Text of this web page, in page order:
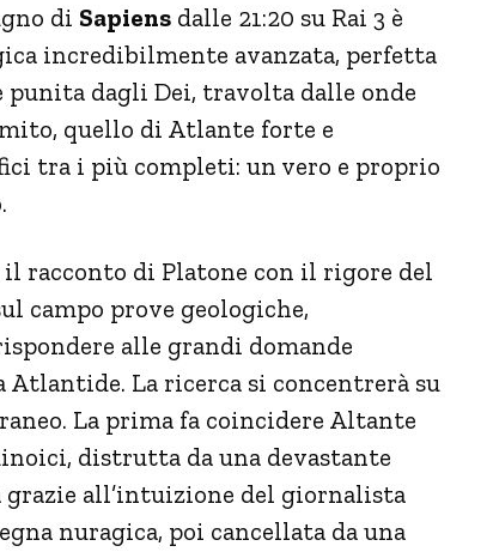
di Sapiens dalle 21:20 su Rai 3 è
incredibilmente avanzata, perfetta
punita dagli Dei, travolta dalle onde
quello di Atlante forte e
tra i più completi: un vero e proprio
il racconto di Platone con il rigore del
campo prove geologiche,
alle grandi domande
La ricerca si concentrerà su
La prima fa coincidere Altante
distrutta da una devastante
grazie all’intuizione del giornalista
nuragica, poi cancellata da una